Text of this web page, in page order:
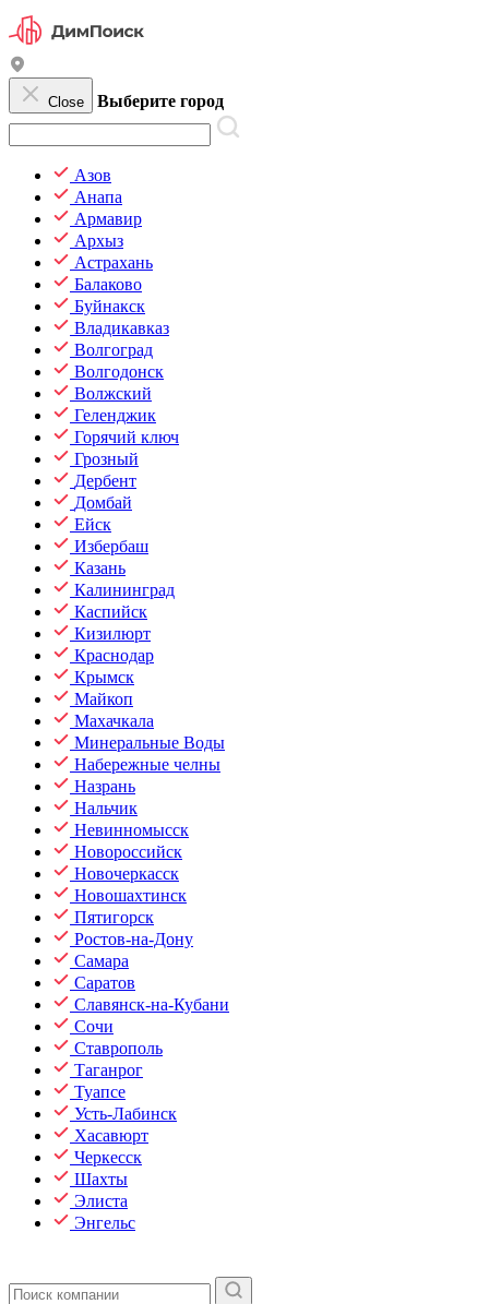
Close Выберите город
Азов
Анапа
Армавир
Архыз
Астрахань
Балаково
Буйнакск
Владикавказ
Волгоград
Волгодонск
Волжский
Геленджик
Горячий ключ
Грозный
Дербент
Домбай
Ейск
Избербаш
Казань
Калининград
Каспийск
Кизилюрт
Краснодар
Крымск
Майкоп
Махачкала
Минеральные Воды
Набережные челны
Назрань
Нальчик
Невинномысск
Новороссийск
Новочеркасск
Новошахтинск
Пятигорск
Ростов-на-Дону
Самара
Саратов
Славянск-на-Кубани
Сочи
Ставрополь
Таганрог
Туапсе
Усть-Лабинск
Хасавюрт
Черкесск
Шахты
Элиста
Энгельс